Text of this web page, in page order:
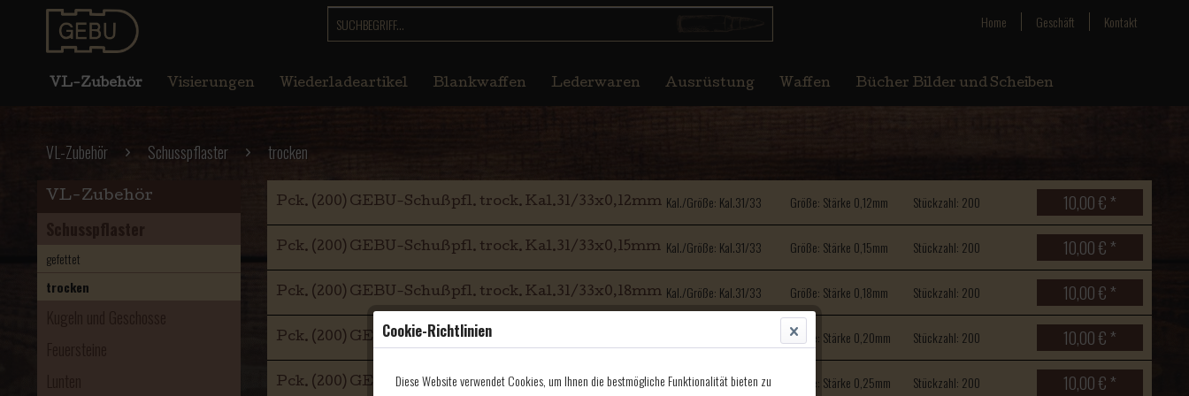
Home Geschäft Kontakt
VL-Zubehör Visierungen Wiederladeartikel Blankwaffen Lederwaren Ausrüstung Waffen Bücher Bilder und Scheiben
VL-Zubehör Schusspflaster trocken
VL-Zubehör
gefettet
trocken
Pck. (200) GEBU-Schußpfl. trock. Kal.31/33x0,12mm Kal./Größe: Kal.31/33 Größe: Stärke 0,12mm Stückzahl: 200 10,00 € *
Pck. (200) GEBU-Schußpfl. trock. Kal.31/33x0,15mm Kal./Größe: Kal.31/33 Größe: Stärke 0,15mm Stückzahl: 200 10,00 € *
Pck. (200) GEBU-Schußpfl. trock. Kal.31/33x0,18mm Kal./Größe: Kal.31/33 Größe: Stärke 0,18mm Stückzahl: 200 10,00 € *
Pck. (200) GEBU-Schußpfl. trock. Kal.31/33x0,20mm Größe: Stärke 0,20mm Stückzahl: 200 10,00 € *
Pck. (200) GEBU-Schußpfl. trock. Kal.31/33x0,25mm Kal./Größe: Kal.31/33 Größe: Stärke 0,25mm Stückzahl: 200 10,00 € *
Cookie-Richtlinien
Diese Website verwendet Cookies, um Ihnen die bestmögliche Funktionalität bieten zu